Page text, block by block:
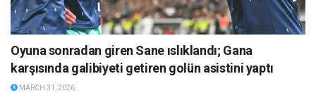
Oyuna sonradan giren Sane ıslıklandı; Gana
karşısında galibiyeti getiren golün asistini yaptı
MARCH 31, 2026